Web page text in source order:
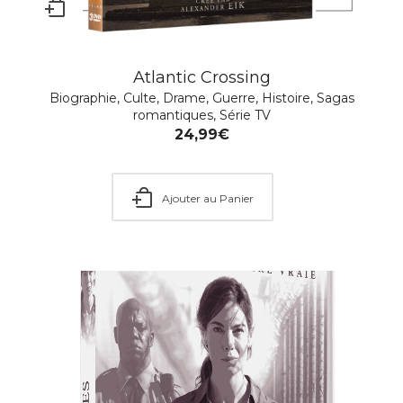
Atlantic Crossing
Biographie, Culte, Drame, Guerre, Histoire, Sagas
romantiques, Série TV
24,99€
Ajouter au Panier
Dancing Heart
Comédie romantique,Drame,Films musicaux,Romance
9,99€